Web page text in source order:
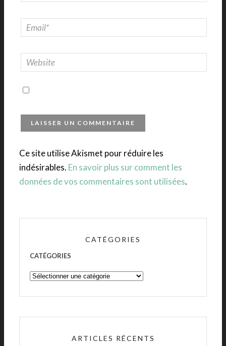
Ce site utilise Akismet pour réduire les
indésirables. En savoir plus sur comment les
données de vos commentaires sont utilisées.
CATÉGORIES
CATÉGORIES
ARTICLES RÉCENTS